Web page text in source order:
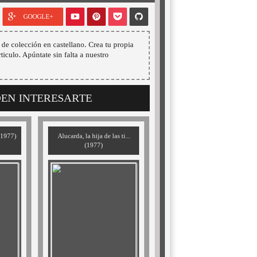
GOOGLE+
colección en castellano. Crea tu propia
Apúntate sin falta a nuestro
INTERESARTE
Alucarda, la hija de las ti...
(1977)